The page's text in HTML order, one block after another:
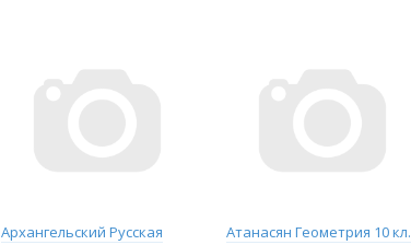
Архангельский Русская
Атанасян Геометрия 10 кл.